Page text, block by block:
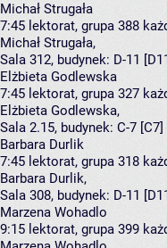
Michał Strugała
7:45 lektorat, grupa 388
Michał Strugała,
Sala 312, budynek: D-11
Elżbieta Godlewska
7:45 lektorat, grupa 327
Elżbieta Godlewska,
Sala 2.15, budynek: C-7 [C7]
Barbara Durlik
7:45 lektorat, grupa 318
Barbara Durlik,
Sala 308, budynek: D-11
Marzena Wohadlo
9:15 lektorat, grupa 399